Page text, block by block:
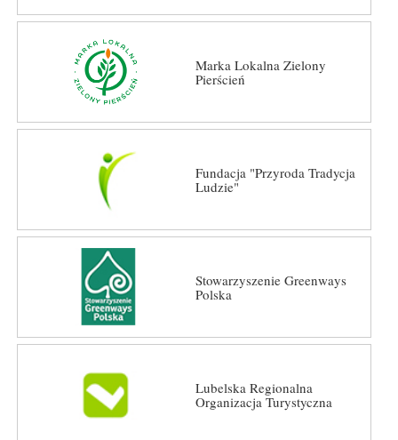
Marka Lokalna Zielony
Pierścień
Fundacja "Przyroda Tradycja
Ludzie"
Stowarzyszenie Greenways
Polska
Lubelska Regionalna
Organizacja Turystyczna